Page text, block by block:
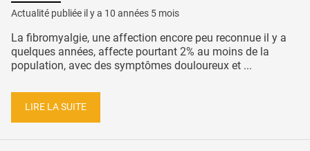
Actualité publiée il y a 10 années 5 mois
La fibromyalgie, une affection encore peu reconnue il y a
quelques années, affecte pourtant 2% au moins de la
population, avec des symptômes douloureux et ...
LIRE LA SUITE